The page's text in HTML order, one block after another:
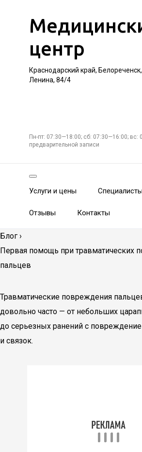
центр
Краснодарский край,
Ленина, 84/4
Пн-пт: 07:30—18:00; сб: 07:30—16:00; вс:
предварительной записи
Услуги и цены Специалисты
Отзывы Контакты
Блог ›
Первая помощь при травматических
пальцев
Травматические повреждения
довольно часто — от небольших
до серьезных ранений с
и связок.